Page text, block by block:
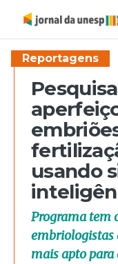
Reportagens
usando
Programa tem
mais apto para